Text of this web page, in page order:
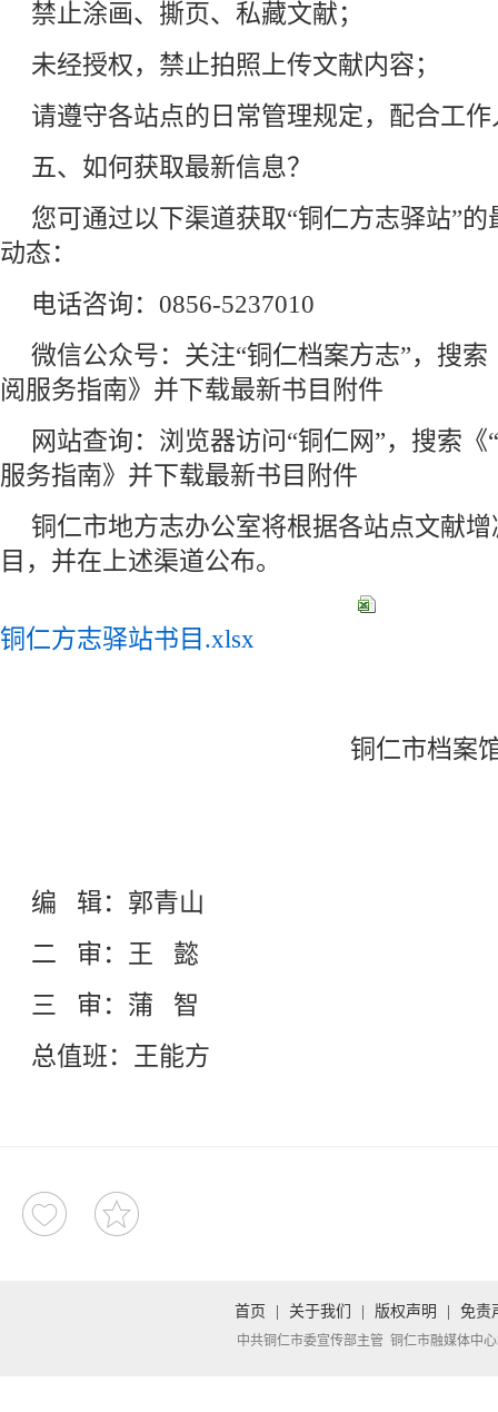
禁止涂画、撕页、私藏文献；
未经授权，禁止拍照上传文献内容；
请遵守各站点的日常管理规定，配合工
五、如何获取最新信息？
您可通过以下渠道获取“铜仁方志驿站”
动态：
电话咨询：0856-5237010
微信公众号：关注“铜仁档案方志”，搜索
阅服务指南》并下载最新书目附件
网站查询：浏览器访问“铜仁网”，搜索《
服务指南》并下载最新书目附件
铜仁市地方志办公室将根据各站点文献
目，并在上述渠道公布。
铜仁方志驿站书目.xlsx
铜仁市档案
编 辑：郭青山
二 审：王 懿
三 审：蒲 智
总值班：王能方
首页 关于我们 版权声明 免责
中共铜仁市委宣传部主管 铜仁市融媒体中心